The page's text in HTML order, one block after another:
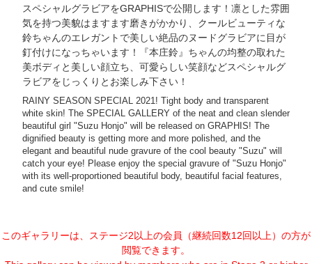
スペシャルグラビアをGRAPHISで公開します！凛とした雰囲
気を持つ美貌はますます磨きがかかり、クールビューティな
鈴ちゃんのエレガントで美しい絶品のヌードグラビアに目が
釘付けになっちゃいます！『本庄鈴』ちゃんの均整の取れた
美ボディと美しい顔立ち、可愛らしい笑顔などスペシャルグ
ラビアをじっくりとお楽しみ下さい！
RAINY SEASON SPECIAL 2021! Tight body and transparent
white skin! The SPECIAL GALLERY of the neat and clean slender
beautiful girl "Suzu Honjo" will be released on GRAPHIS! The
dignified beauty is getting more and more polished, and the
elegant and beautiful nude gravure of the cool beauty "Suzu" will
catch your eye! Please enjoy the special gravure of "Suzu Honjo"
with its well-proportioned beautiful body, beautiful facial features,
and cute smile!
このギャラリーは、ステージ2以上の会員（継続回数12回以上）の方が
閲覧できます。